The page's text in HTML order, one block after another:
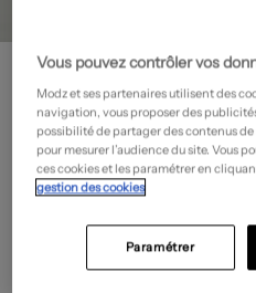
BLACKSTONE
Baskets - Fourrée - Outlet
59,60€
Prix boutique : 149,00€ -60% ?
Guide des tailles
Tailles disponibles
Vous pouvez contrôler vos
Modz et ses partenaires utilisent des
navigation, vous proposer des
possibilité de partager des contenus de
pour mesurer l’audience du site. Vous
ces cookies et les paramétrer en
gestion des cookies
Paramétrer